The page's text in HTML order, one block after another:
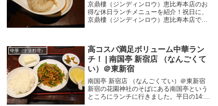
京鼎樓（ジンディンロウ）恵比寿本店のお
得な休日ランチメニューを紹介！祝日に、
京鼎樓（ジンディンロウ）恵比寿本店でラ
比寿本店（ジ...
中華（中華料理）
高コスパ満足ボリューム中華ラン
チ！ | 南国亭 新宿店 （なんごくて
い）＠東新宿
南国亭 新宿店 （なんごくてい）＠東新宿
新宿の花園神社のそばにある南国亭という
ところにランチに行きました。平日の14:15